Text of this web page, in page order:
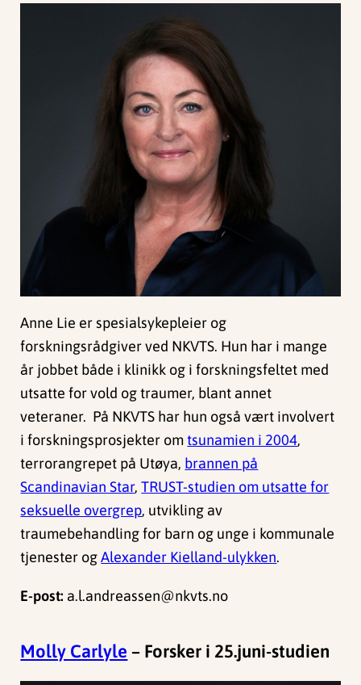
Anne Lie er spesialsykepleier og
forskningsrådgiver ved NKVTS. Hun har i mange
år jobbet både i klinikk og i forskningsfeltet med
utsatte for vold og traumer, blant annet
veteraner. På NKVTS har hun også vært involvert
i forskningsprosjekter omtsunamien i 2004,
terrorangrepet på Utøya, brannen på
Scandinavian Star,TRUST-studien om utsatte for
seksuelle overgrep, utvikling av
traumebehandling for barn og unge i kommunale
tjenester ogAlexander Kielland-ulykken.
E-post: a.l.andreassen@nkvts.no
Molly Carlyle – Forsker i 25.juni-studien